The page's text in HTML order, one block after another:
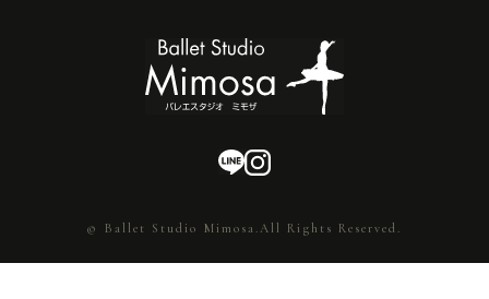
© Ballet Studio Mimosa.All Rights Reserved.